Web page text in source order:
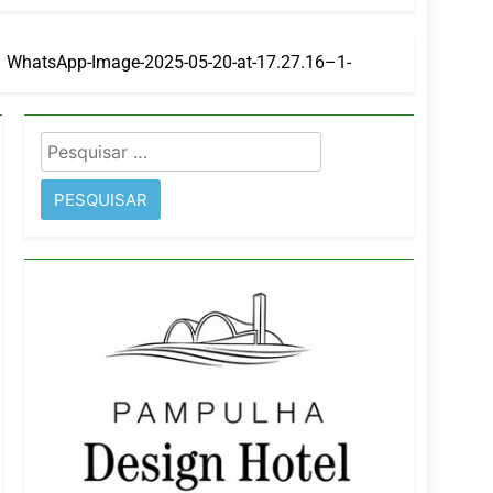
São Paulo Ibirapuera
WhatsApp-Image-2025-05-20-at-17.27.16–1-
Pesquisar
por: